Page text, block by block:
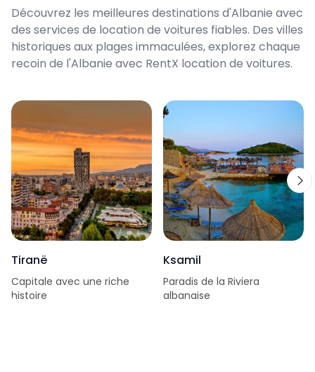
Découvrez les meilleures destinations d'Albanie avec
des services de location de voitures fiables. Des villes
historiques aux plages immaculées, explorez chaque
recoin de l'Albanie avec RentX location de voitures.
Tiranë
Capitale avec une riche
histoire
Ksamil
Paradis de la Riviera
albanaise